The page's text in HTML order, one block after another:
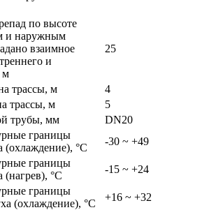
по высоте
и наружным
взаимное
и
м
25
трассы, м
4
трассы, м
5
трубы, мм
DN20
границы
(охлаждение), °C
-30 ~ +49
границы
(нагрев), °C
-15 ~ +24
границы
(охлаждение), °C
+16 ~ +32